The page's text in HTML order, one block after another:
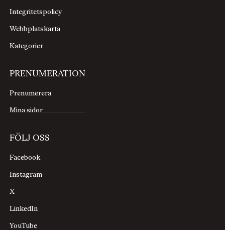
Integritetspolicy
Webbplatskarta
Kategorier
PRENUMERATION
Prenumerera
Mina sidor
FÖLJ OSS
Facebook
Instagram
X
LinkedIn
YouTube